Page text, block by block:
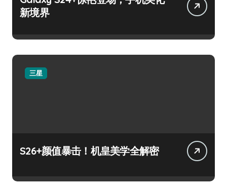
新境界
三星
S26+颜值暴击！机皇美学全解密